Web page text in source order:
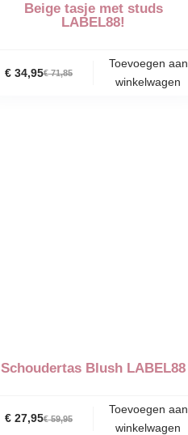
Beige tasje met studs
LABEL88!
€71,85
€34,95
Toevoegen aan
winkelwagen
Schoudertas Blush LABEL88
€59,95
€27,95
Toevoegen aan
winkelwagen